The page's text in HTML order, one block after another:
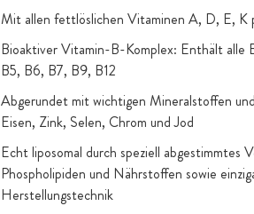
Mit allen fettlöslichen Vitaminen A, D, E, K
Bioaktiver Vitamin-B-Komplex: Enthält alle
B5, B6, B7, B9, B12
Abgerundet mit wichtigen Mineralstoffen
Eisen, Zink, Selen, Chrom und Jod
Echt liposomal durch speziell abgestimmtes
Phospholipiden und Nährstoffen sowie
Herstellungstechnik